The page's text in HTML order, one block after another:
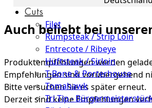
Cuts
Filet
Rumpsteak / Strip Loin
Entrecote / Ribeye
Hüftsteak / Sirloin
T-Bone & Porterhouse
Tomahawk
Tri Tip -
Auch beliebt bei
Produktempfehlungen werden
Empfehlungen sind vorübergehend
Bitte versuchen Sie es später erneut.
Derzeit sind keine Empfehlungen